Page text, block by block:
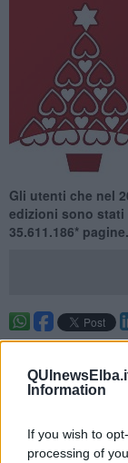
Information
If you wish to
processing of
Gli utenti che nel
edizioni sono stati
35.611.186* pagine.
. —Le 38 edizioni
Questi i dati in